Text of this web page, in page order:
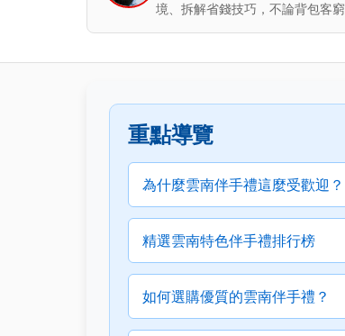
境、拆解省錢技巧，不論背包客
重點導覽
為什麼雲南伴手禮這麼受歡迎？
精選雲南特色伴手禮排行榜
如何選購優質的雲南伴手禮？